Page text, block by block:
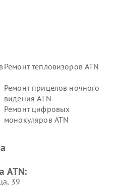
Ремонт тепловизоров ATN
Ремонт прицелов ночного
видения ATN
Ремонт цифровых
монокуляров ATN
ATN:
39